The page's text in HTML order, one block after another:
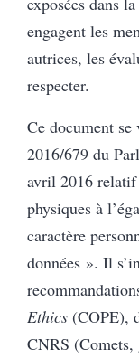
engagent les
autrices, les
respecter.
Ce document
2016/679 du
avril 2016 relatif
physiques à
caractère
données ». Il
Ethics (COPE),
CNRS (Comets,